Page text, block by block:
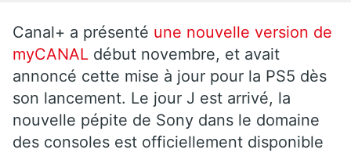
Canal+ a présenté une nouvelle version de
myCANAL début novembre, et avait
annoncé cette mise à jour pour la PS5 dès
son lancement. Le jour J est arrivé, la
nouvelle pépite de Sony dans le domaine
des consoles est officiellement disponible